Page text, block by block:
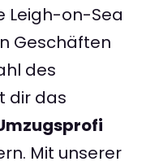
Leigh-on-Sea
Geschäften
des
dir das
Mit unserer